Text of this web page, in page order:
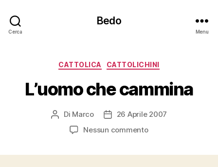
Cerca
Bedo
Menu
Categorie
CATTOLICA CATTOLICHINI
L’uomo che cammina
Autore
articolo
Di Marco
Data26 Aprile 2007
Nessun commentosu